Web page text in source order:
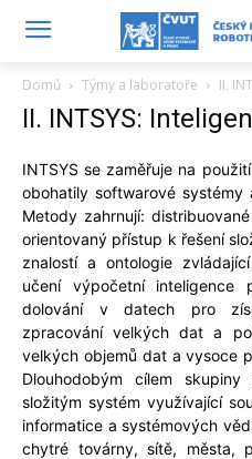
Domů Týmy a laboratoře II.
II. INTSYS:
INTSYS se zaměřuje na
obohatily softwarové systémy
Metody zahrnují:
orientovaný přístup k řešení
znalostí a ontologie
učení výpočetní inteligence
dolování v datech pro
zpracování velkých dat a
velkých objemů dat a vysoce
Dlouhodobým cílem
složitým systém využívající
informatice a systémových
chytré továrny, sítě, města,